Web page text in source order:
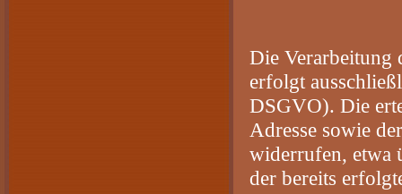
Die Verarbeitung
erfolgt
DSGVO). Die
Adresse sowie
widerrufen, etwa
der bereits